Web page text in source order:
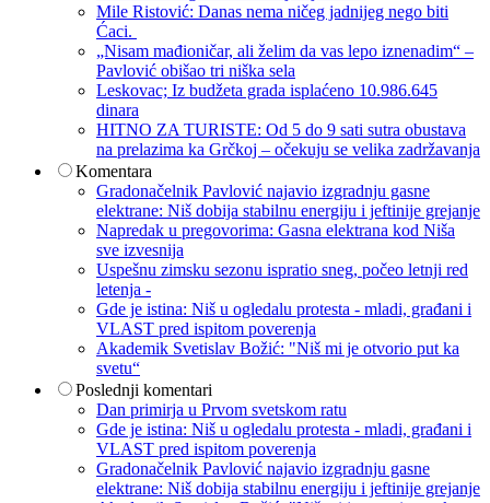
Mile Ristović: Danas nema ničeg jadnijeg nego biti
Ćaci.
„Nisam mađioničar, ali želim da vas lepo iznenadim“ –
Pavlović obišao tri niška sela
Leskovac; Iz budžeta grada isplaćeno 10.986.645
dinara
HITNO ZA TURISTE: Od 5 do 9 sati sutra obustava
na prelazima ka Grčkoj – očekuju se velika zadržavanja
Komentara
Gradonačelnik Pavlović najavio izgradnju gasne
elektrane: Niš dobija stabilnu energiju i jeftinije grejanje
Napredak u pregovorima: Gasna elektrana kod Niša
sve izvesnija
Uspešnu zimsku sezonu ispratio sneg, počeo letnji red
letenja -
Gde je istina: Niš u ogledalu protesta - mladi, građani i
VLAST pred ispitom poverenja
Akademik Svetislav Božić: "Niš mi je otvorio put ka
svetu“
Poslednji komentari
Dan primirja u Prvom svetskom ratu
Gde je istina: Niš u ogledalu protesta - mladi, građani i
VLAST pred ispitom poverenja
Gradonačelnik Pavlović najavio izgradnju gasne
elektrane: Niš dobija stabilnu energiju i jeftinije grejanje